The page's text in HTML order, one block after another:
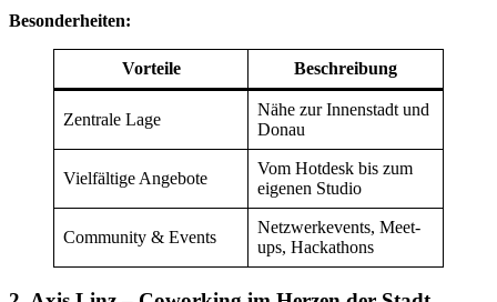
Besonderheiten:
Vorteile Beschreibung
Zentrale Lage
Nähe zur Innenstadt und
Donau
Vielfältige Angebote
Vom Hotdesk bis zum
eigenen Studio
Community & Events
Netzwerkevents, Meet-
ups, Hackathons